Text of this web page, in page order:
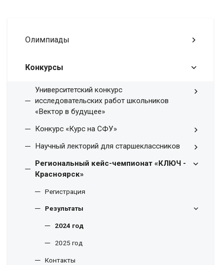
Олимпиады
Конкурсы
Университетский конкурс
исследовательских работ школьников
«Вектор в будущее»
Конкурс «Курс на СФУ»
Научный лекторий для старшеклассников
Региональный кейс-чемпионат «КЛЮЧ -
Красноярск»
Регистрация
Результаты
2024 год
2025 год
Контакты